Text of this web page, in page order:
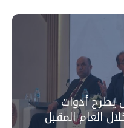
أدوات
العام المقبل